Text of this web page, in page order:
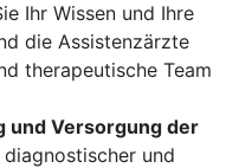
Ihr Wissen und Ihre
die Assistenzärzte
therapeutische Team
und Versorgung der
und